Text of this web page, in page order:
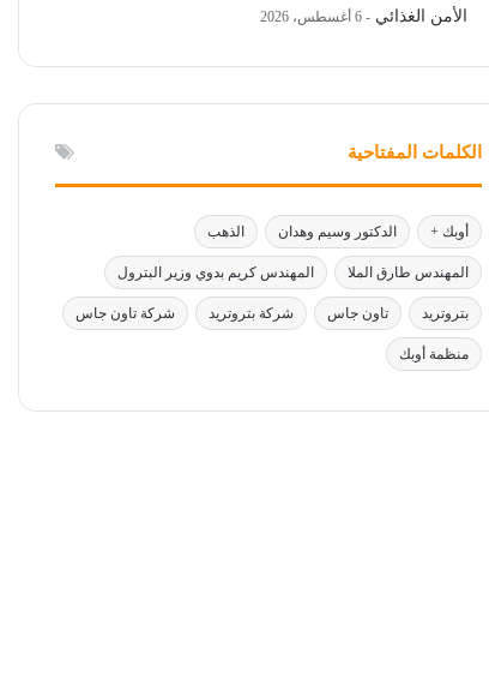
الأمن الغذائي
6 أغسطس، 2026
الكلمات المفتاحية
أوبك + الدكتور وسيم وهدان الذهب
المهندس طارق الملا المهندس كريم بدوي وزير البترول
بتروتريد تاون جاس شركة بتروتريد شركة تاون جاس
منظمة أوبك